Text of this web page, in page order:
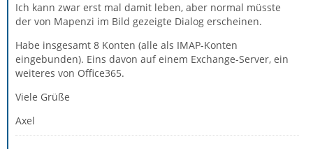
Ich kann zwar erst mal damit leben, aber normal müsste
der von Mapenzi im Bild gezeigte Dialog erscheinen.
Habe insgesamt 8 Konten (alle als IMAP-Konten
eingebunden). Eins davon auf einem Exchange-Server, ein
weiteres von Office365.
Viele Grüße
Axel